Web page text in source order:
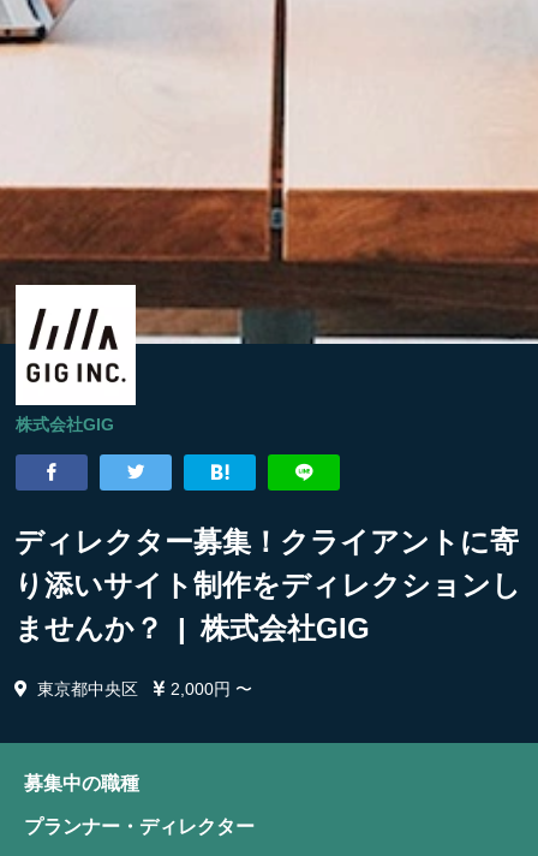
株式会社GIG
ディレクター募集！クライアントに寄
り添いサイト制作をディレクションし
ませんか？ | 株式会社GIG
東京都中央区 2,000円 〜
募集中の職種
プランナー・ディレクター